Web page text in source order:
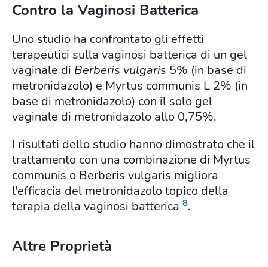
Contro la Vaginosi Batterica
Uno studio ha confrontato gli effetti
terapeutici sulla vaginosi batterica di un gel
vaginale di Berberis vulgaris 5% (in base di
metronidazolo) e Myrtus communis L 2% (in
base di metronidazolo) con il solo gel
vaginale di metronidazolo allo 0,75%.
I risultati dello studio hanno dimostrato che il
trattamento con una combinazione di Myrtus
communis o Berberis vulgaris migliora
l'efficacia del metronidazolo topico della
terapia della vaginosi batterica 8.
Altre Proprietà